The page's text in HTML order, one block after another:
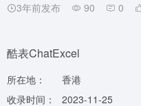
3年前发布 90 0
酷表ChatExcel
所在地：
香港
收录时间：
2023-11-25